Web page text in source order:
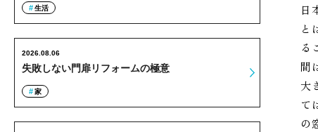
日
と
る
間
大
て
の
生活
失敗しない門扉リフォームの極意
2026.08.06
家